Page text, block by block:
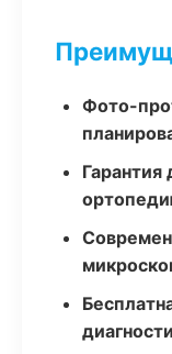
Фото-
Гарантия